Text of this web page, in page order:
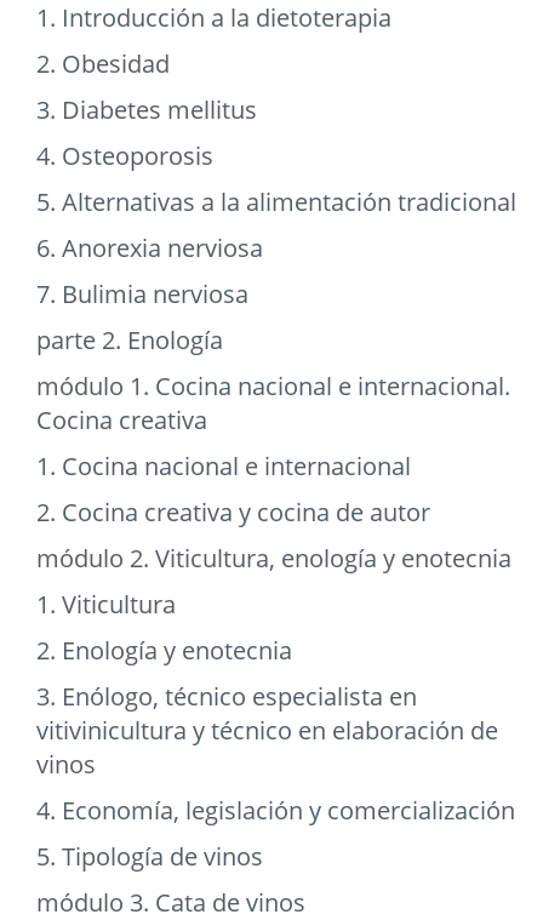
1. Introducción a la dietoterapia
2. Obesidad
3. Diabetes mellitus
4. Osteoporosis
5. Alternativas a la alimentación tradicional
6. Anorexia nerviosa
7. Bulimia nerviosa
parte 2. Enología
módulo 1. Cocina nacional e internacional.
Cocina creativa
1. Cocina nacional e internacional
2. Cocina creativa y cocina de autor
módulo 2. Viticultura, enología y enotecnia
1. Viticultura
2. Enología y enotecnia
3. Enólogo, técnico especialista en
vitivinicultura y técnico en elaboración de
vinos
4. Economía, legislación y comercialización
5. Tipología de vinos
módulo 3. Cata de vinos